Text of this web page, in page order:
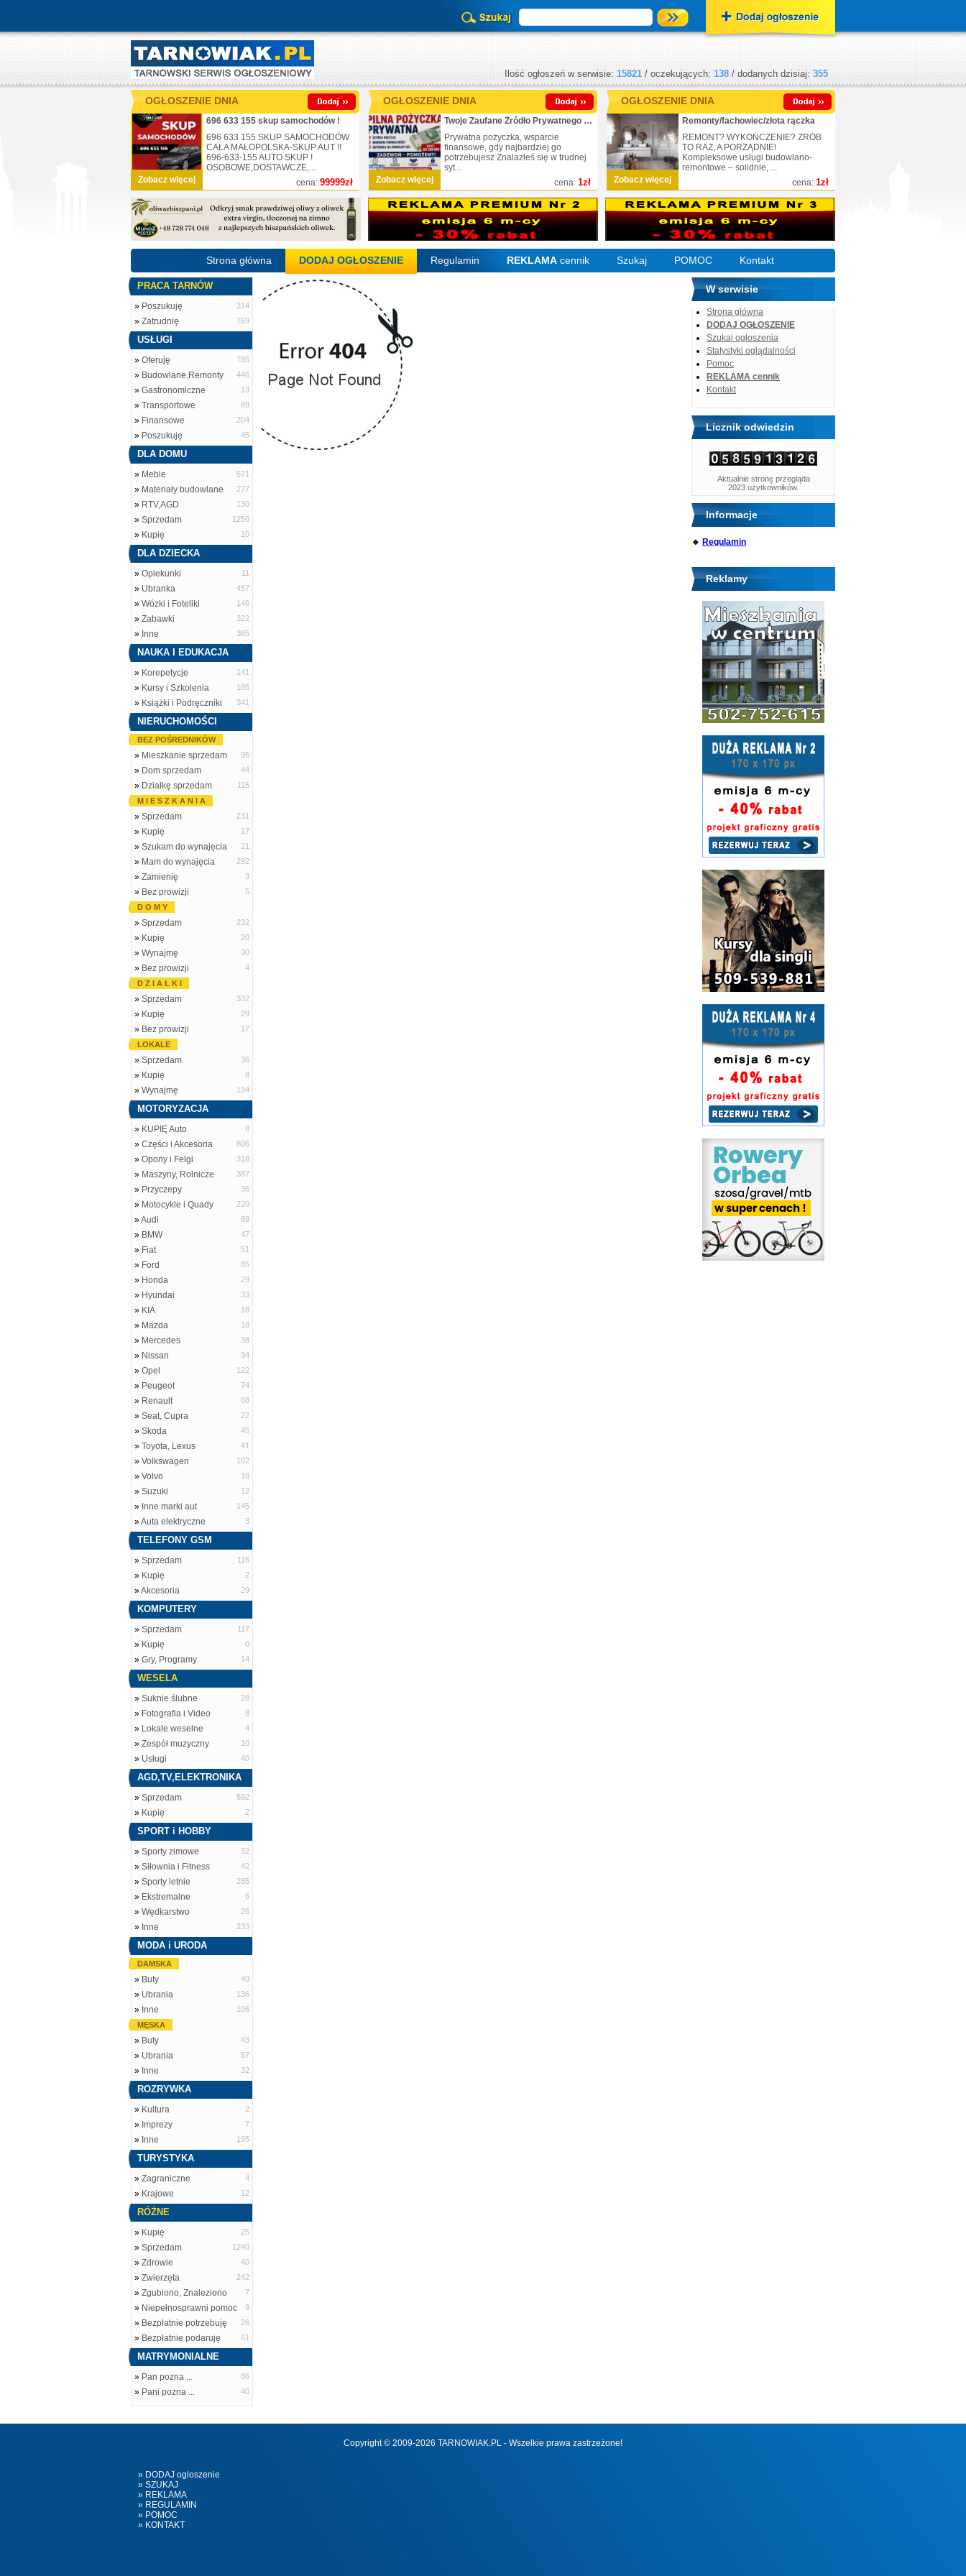
Ilość ogłoszeń w serwisie: 15821 / oczekujących: 138 / dodanych dzisiaj: 355
OGŁOSZENIE DNIA
Zobacz więcej cena: 99999zł
696 633 155 skup samochodów !
696 633 155 SKUP SAMOCHODÓW
CAŁA MAŁOPOLSKA-SKUP AUT !!
696-633-155 AUTO SKUP !
OSOBOWE,DOSTAWCZE,...
OGŁOSZENIE DNIA
Zobacz więcej cena: 1zł
Twoje Zaufane Źródło Prywatnego Finansowania
Prywatna pożyczka, wsparcie
finansowe, gdy najbardziej go
potrzebujesz Znalazłeś się w trudnej
syt...
OGŁOSZENIE DNIA
Zobacz więcej cena: 1zł
Remonty/fachowiec/złota rączka
REMONT? WYKOŃCZENIE? ZRÓB
TO RAZ, A PORZĄDNIE!
Kompleksowe usługi budowlano-
remontowe – solidnie, ...
Strona główna DODAJ OGŁOSZENIE Regulamin REKLAMA cennik Szukaj POMOC Kontakt
PRACA TARNÓW
» Poszukuję 314
» Zatrudnię 769
USŁUGI
» Oferuję 785
» Budowlane,Remonty 446
» Gastronomiczne 13
» Transportowe 89
» Finansowe 204
» Poszukuję 45
DLA DOMU
» Meble 571
» Materiały budowlane 277
» RTV,AGD 130
» Sprzedam 1250
» Kupię 10
DLA DZIECKA
» Opiekunki 11
» Ubranka 457
» Wózki i Foteliki 146
» Zabawki 322
» Inne 365
NAUKA I EDUKACJA
» Korepetycje 141
» Kursy i Szkolenia 185
» Książki i Podręczniki 341
NIERUCHOMOŚCI
BEZ POŚREDNIKÓW
» Mieszkanie sprzedam 95
» Dom sprzedam 44
» Działkę sprzedam
115
M I E S Z K A N I A
» Sprzedam 231
» Kupię 17
» Szukam do wynajęcia 21
» Mam do wynajęcia 292
» Zamienię 3
» Bez prowizji
5
D O M Y
» Sprzedam 232
» Kupię 20
» Wynajmę 30
» Bez prowizji
4
D Z I A Ł K I
» Sprzedam 332
» Kupię 29
» Bez prowizji
17
LOKALE
» Sprzedam 36
» Kupię 8
» Wynajmę 194
MOTORYZACJA
» KUPIĘ Auto 8
» Części i Akcesoria 806
» Opony i Felgi 318
» Maszyny, Rolnicze 387
» Przyczepy 36
» Motocykle i Quady 220
»Audi 89
» BMW 47
» Fiat 51
» Ford 85
» Honda 29
» Hyundai 33
» KIA 18
» Mazda 18
» Mercedes 38
» Nissan 34
» Opel 122
» Peugeot 74
» Renault 68
» Seat, Cupra 22
» Skoda 45
» Toyota, Lexus 41
» Volkswagen 102
» Volvo 18
» Suzuki 12
» Inne marki aut 145
»Auta elektryczne 3
TELEFONY GSM
» Sprzedam 116
» Kupię 2
»Akcesoria 29
KOMPUTERY
» Sprzedam 117
» Kupię 0
» Gry, Programy 14
WESELA
» Suknie ślubne 28
» Fotografia i Video 8
» Lokale weselne 4
» Zespół muzyczny 10
» Usługi 40
AGD,TV,ELEKTRONIKA
» Sprzedam 592
» Kupię 2
SPORT i HOBBY
» Sporty zimowe 32
» Siłownia i Fitness 42
» Sporty letnie 285
» Ekstremalne 6
» Wędkarstwo 26
» Inne 233
MODA i URODA
DAMSKA
» Buty 40
» Ubrania 136
» Inne
106
MĘSKA
» Buty 43
» Ubrania 87
» Inne 32
ROZRYWKA
» Kultura 2
» Imprezy 7
» Inne 195
TURYSTYKA
» Zagraniczne 4
» Krajowe 12
RÓŻNE
» Kupię 25
» Sprzedam 1240
» Zdrowie 40
» Zwierzęta 242
» Zgubiono, Znaleziono 7
» Niepełnosprawni pomoc 9
» Bezpłatnie potrzebuję 26
» Bezpłatnie podaruję 61
MATRYMONIALNE
» Pan pozna ... 86
» Pani pozna ... 40
W serwisie
Strona główna
DODAJ OGŁOSZENIE
Szukaj ogłoszenia
Statystyki oglądalności
Pomoc
REKLAMA cennik
Kontakt
Licznik odwiedzin
Aktualnie stronę przegląda
2023 użytkowników.
Informacje
🔹 Regulamin
Reklamy
Copyright © 2009-2026 TARNOWIAK.PL - Wszelkie prawa zastrzeżone!
» DODAJ ogloszenie
» SZUKAJ
» REKLAMA
» REGULAMIN
» POMOC
» KONTAKT